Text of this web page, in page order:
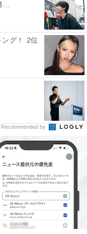
巴御前は強くもあ
らです（53歳女
ろが好きでした。
たので好きです
姿に魅了されたとの
さんに似合った役
っこいいから（29歳
もアクションシー
御前のイメージと
ング！ 2位
Recommended by